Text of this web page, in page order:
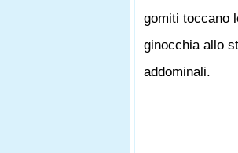
gomiti toccano
ginocchia allo
addominali.